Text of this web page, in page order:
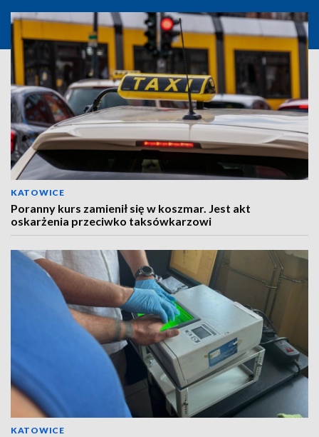
KATOWICE
Poranny kurs zamienił się w koszmar. Jest akt
oskarżenia przeciwko taksówkarzowi
KATOWICE